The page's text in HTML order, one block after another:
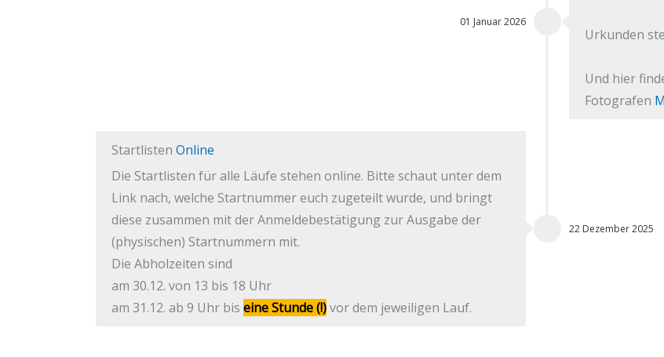
Urkunden
Und hier
Fotografen
01 Januar 2026
Startlisten Online
Die Startlisten für alle Läufe stehen online. Bitte schaut unter dem
Link nach, welche Startnummer euch zugeteilt wurde, und bringt
diese zusammen mit der Anmeldebestätigung zur Ausgabe der
(physischen) Startnummern mit.
Die Abholzeiten sind
am 30.12. von 13 bis 18 Uhr
am 31.12. ab 9 Uhr bis eine Stunde(!)vor dem jeweiligen Lauf.
22 Dezember 2025